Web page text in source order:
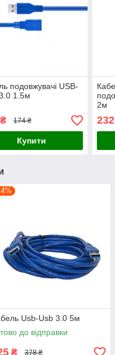
подовжувачі USB-
1.5м
174 ₴
Купити
2м
232
Usb-Usb 3.0 5м
до відправки
₴ 378 ₴